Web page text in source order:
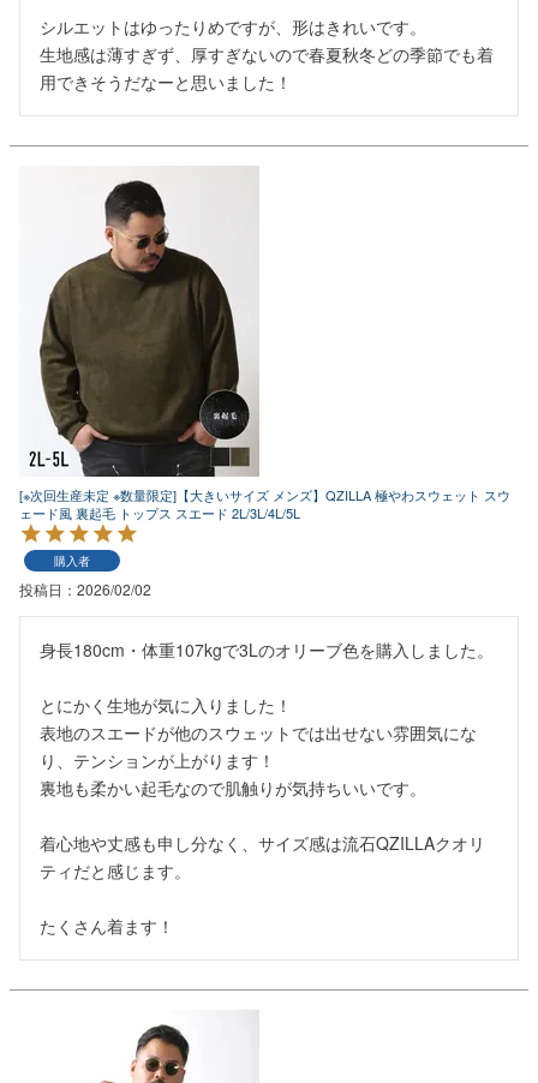
シルエットはゆったりめですが、形はきれいです。
生地感は薄すぎず、厚すぎないので春夏秋冬どの季節でも着
用できそうだなーと思いました！
[※次回生産未定 ※数量限定]【大きいサイズ メンズ】QZILLA 極やわスウェット スウ
ェード風 裏起毛 トップス スエード 2L/3L/4L/5L
購入者
投稿日 2026/02/02
身長180cm・体重107kgで3Lのオリーブ色を購入しました。
とにかく生地が気に入りました！
表地のスエードが他のスウェットでは出せない雰囲気にな
り、テンションが上がります！
裏地も柔かい起毛なので肌触りが気持ちいいです。
着心地や丈感も申し分なく、サイズ感は流石QZILLAクオリ
ティだと感じます。
たくさん着ます！